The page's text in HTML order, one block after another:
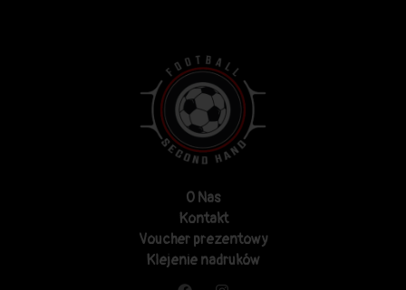
O Nas
Kontakt
Voucher prezentowy
Klejenie nadruków